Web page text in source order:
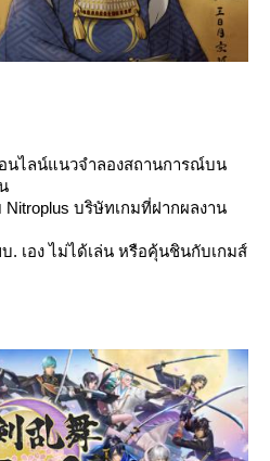
อนไลน์แนวจำลองสถานการณ์บน
บริษัทเกมที่ฝากผลงาน
เอง ไม่ได้เล่น หรือคุ้นชินกับเกมส์